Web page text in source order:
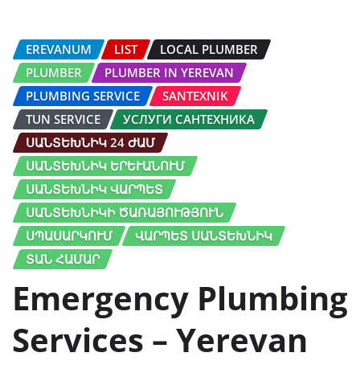
EREVANUM LIST
LOCAL PLUMBER
PLUMBER
PLUMBER IN YEREVAN
PLUMBING SERVICE
SANTEXNIK
TUN SERVICE
УСЛУГИ САНТЕХНИКА
ՍԱՆՏԵԽՆԻԿ 24 ԺԱՄ
ՍԱՆՏԵԽՆԻԿ ԵՐԵՒԱՆՈՒՄ
ՍԱՆՏԵԽՆԻԿ ՎԱՐՊԵՏ
ՍԱՆՏԵԽՆԻԿԻ ԾԱՌԱՅՈՒԹՅՈՒՆ
ՍՊԱՍԱՐԿՈՒՄ
ՎԱՐՊԵՏ ՍԱՆՏԵԽՆԻԿ
ՏԱՆ ՀԱՄԱՐ
Emergency Plumbing
Services – Yerevan